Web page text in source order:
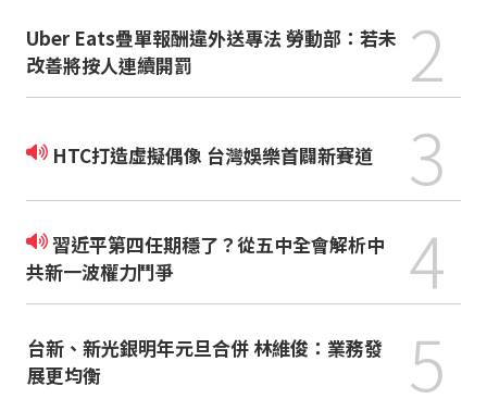
Uber Eats疊單報酬違外送專法 勞動部：若未
改善將按人連續開罰
2
HTC打造虛擬偶像 台灣娛樂首闢新賽道 3
習近平第四任期穩了？從五中全會解析中
共新一波權力鬥爭
4
台新、新光銀明年元旦合併 林維俊：業務發
展更均衡
5